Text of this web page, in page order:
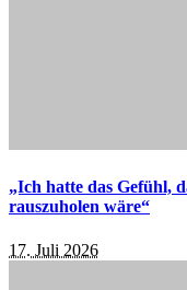
„Ich hatte das Gefühl,
rauszuholen wäre“
17. Juli 2026